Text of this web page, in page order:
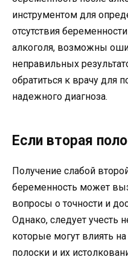
инструментом для
отсутствия
алкоголя, возможны
неправильных
обратиться к врачу для
надежного диагноза.
Если вторая
Получение слабой
беременность может
вопросы о точности и
Однако, следует учесть
которые могут влиять
полоски и их